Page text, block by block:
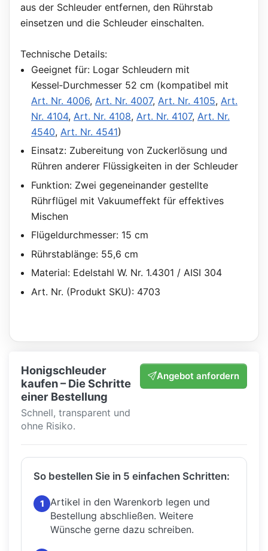
aus der Schleuder entfernen, den Rührstab
einsetzen und die Schleuder einschalten.
Technische Details:
Geeignet für: Logar Schleudern mit
Kessel‑Durchmesser 52 cm (kompatibel mit
Art. Nr. 4006, Art. Nr. 4007, Art. Nr. 4105, Art.
Nr. 4104, Art. Nr. 4108, Art. Nr. 4107, Art. Nr.
4540, Art. Nr. 4541)
Einsatz: Zubereitung von Zuckerlösung und
Rühren anderer Flüssigkeiten in der Schleuder
Funktion: Zwei gegeneinander gestellte
Rührflügel mit Vakuumeffekt für effektives
Mischen
Flügeldurchmesser: 15 cm
Rührstablänge: 55,6 cm
Material: Edelstahl W. Nr. 1.4301 / AISI 304
Art. Nr. (Produkt SKU): 4703
Honigschleuder
kaufen – Die Schritte
einer Bestellung
Schnell, transparent und
ohne Risiko.
Angebot anfordern
So bestellen Sie in 5 einfachen Schritten:
1
Artikel in den Warenkorb legen und
Bestellung abschließen. Weitere
Wünsche gerne dazu schreiben.